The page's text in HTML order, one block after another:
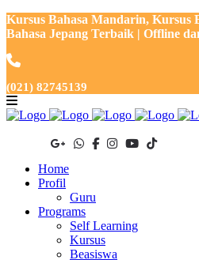
Kursus Bahasa Mandarin, Kursus
Bahasa Jepang Terbaik | Offline
(021) 82745139
Home
Profil
Guru
Programs
Self Learning
Kursus
Beasiswa